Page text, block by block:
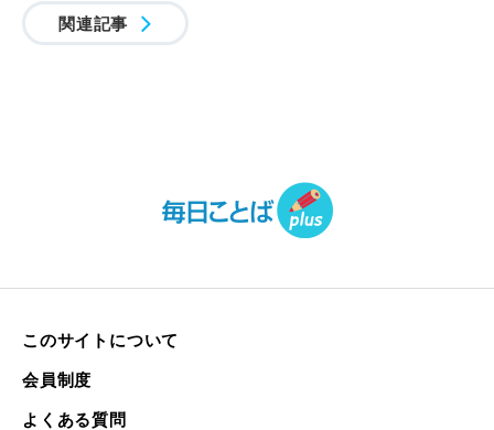
関連記事
このサイトについて
会員制度
よくある質問